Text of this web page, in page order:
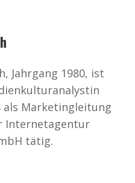
Jahrgang 1980, ist
als Marketingleitung
Internetagentur
tätig.